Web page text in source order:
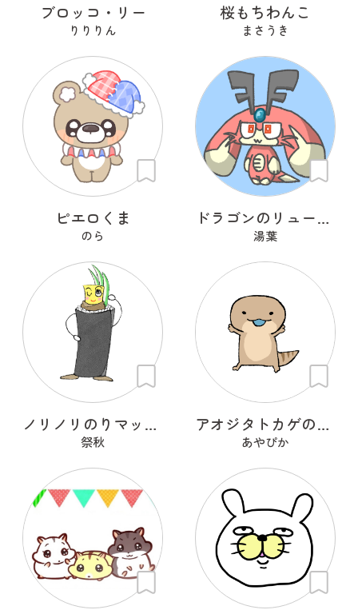
ブロッコ・リー
りりりん
桜もちわんこ
まさうき
ピエロくま
のら
ドラゴンのリューリュ
湯葉
ノリノリのりマッキーさん
祭秋
アオジタトカゲのべーたん
あやぴか